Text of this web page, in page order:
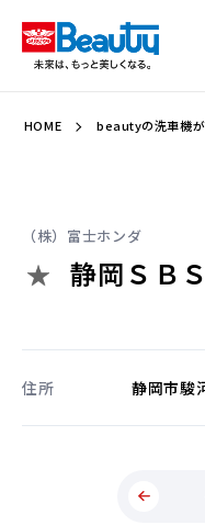
HOME beautyの洗車機
（株）富士ホンダ
静岡ＳＢ
住所 静岡市駿